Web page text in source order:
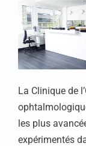
La Clinique de
les plus
expérimentés